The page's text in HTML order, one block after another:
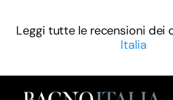
Leggi tutte le recensioni dei
Italia